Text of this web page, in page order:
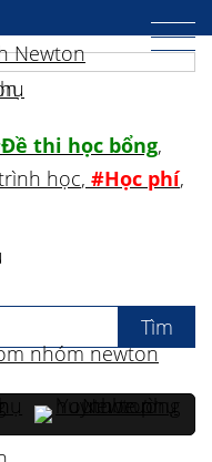
thi học bổng,
học, #Học phí,